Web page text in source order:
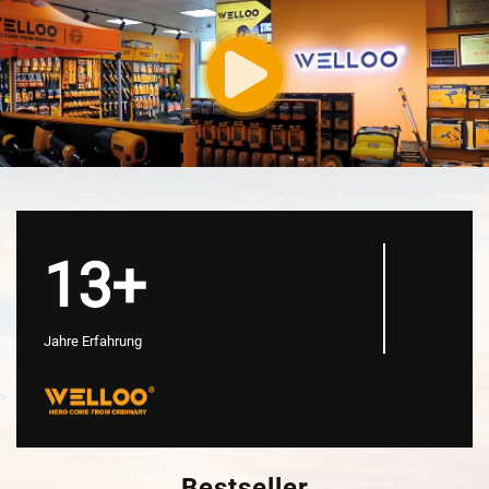
13+
Jahre Erfahrung